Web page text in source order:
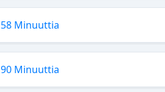
58 Minuuttia
90 Minuuttia